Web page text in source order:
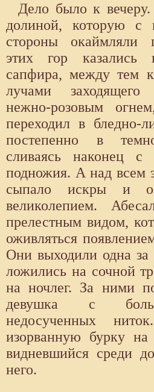
Дело было к
долиной, которую с
стороны окаймляли
этих гор казались
сапфира, между тем
лучами
нежно-розовым
переходил в бледно-
постепенно в
сливаясь наконец с
подножия. А над всем
сыпало искры и
великолепием.
прелестным видом,
оживляться
Они выходили одна
ложились на сочной
на ночлег. За ними
девушка с
недосученных
изорванную бурку на
видневшийся среди
него.